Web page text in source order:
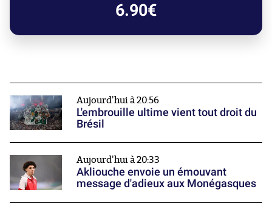
6.90€
Aujourd'hui à 20:56
L'embrouille ultime vient tout droit du
Brésil
Aujourd'hui à 20:33
Akliouche envoie un émouvant
message d'adieux aux Monégasques